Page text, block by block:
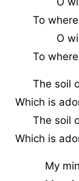
To
O
To
The soil
Which is
The soil
Which is
My